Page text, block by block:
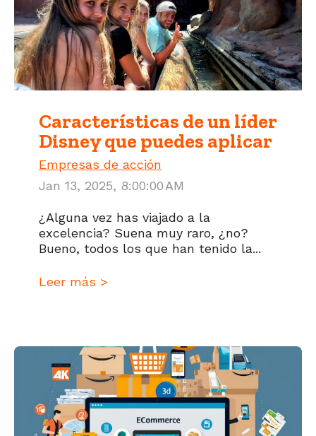
Características de un líder
Disney que puedes aplicar
Empresas de acción
Jan 13, 2025, 8:00:00 AM
¿Alguna vez has viajado a la
excelencia? Suena muy raro, ¿no?
Bueno, todos los que han tenido la...
Leer más >